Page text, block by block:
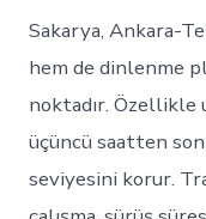
Sakarya, Ankara-
hem de dinlenme
noktadır. Özellikle
üçüncü saatten
seviyesini korur.